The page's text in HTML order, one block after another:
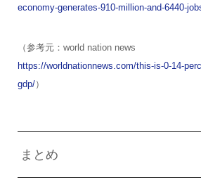
economy-generates-910-million-and-6440-
（参考元：world nation news
https://worldnationnews.com/this-is-0-14-
gdp/）
まとめ